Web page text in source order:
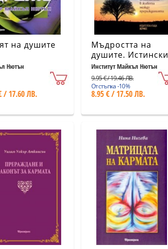
на душите
Нютън
/ 17.60 ЛВ.
Мъдростта на
душите. Истински
истории за
пътешествия в
живота между
преражданията
Институт Майкъл Нютън
9.95 € / 19.46 ЛВ.
Отстъпка -10%
8.95 € / 17.50 ЛВ.